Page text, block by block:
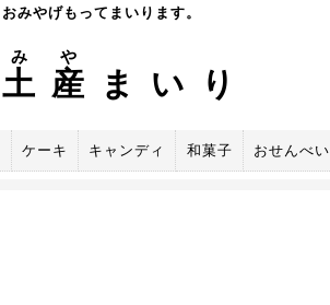
おみやげもってまいります。
土
み
産
や
まいり
ケーキ キャンディ 和菓子 おせんべい